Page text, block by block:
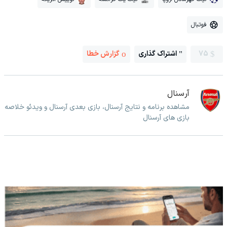
فوتبال
75 اشتراک گذاری گزارش خطا
آرسنال
مشاهده برنامه و نتایج آرسنال، بازی بعدی آرسنال و ویدئو خلاصه
بازی های آرسنال